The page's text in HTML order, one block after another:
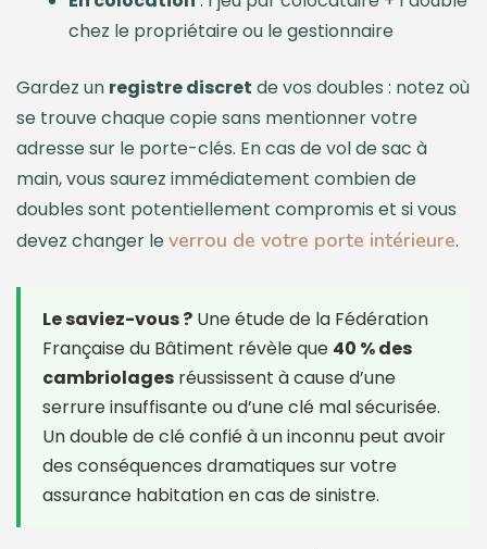
chez le propriétaire ou le gestionnaire
Gardez un registre discret de vos doubles : notez où
se trouve chaque copie sans mentionner votre
adresse sur le porte-clés. En cas de vol de sac à
main, vous saurez immédiatement combien de
doubles sont potentiellement compromis et si vous
devez changer leverrou de votre porte intérieure.
Le saviez-vous ? Une étude de la Fédération
Française du Bâtiment révèle que 40 % des
cambriolages réussissent à cause d’une
serrure insuffisante ou d’une clé mal sécurisée.
Un double de clé confié à un inconnu peut avoir
des conséquences dramatiques sur votre
assurance habitation en cas de sinistre.